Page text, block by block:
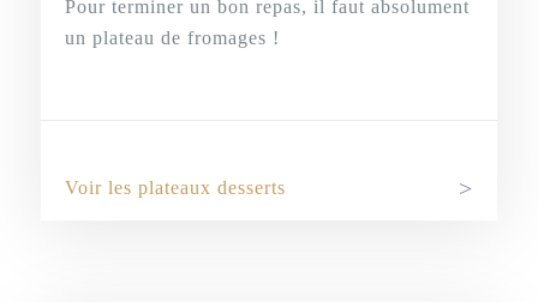
Pour terminer un bon repas, il faut absolument
un plateau de fromages !
Voir les plateaux desserts